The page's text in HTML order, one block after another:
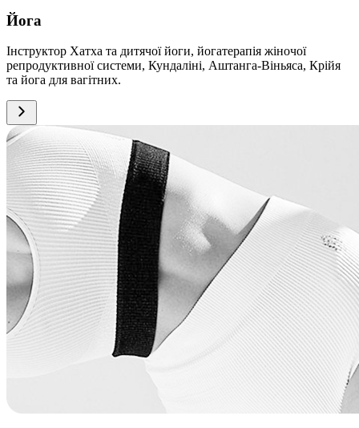
Йога
Інструктор Хатха та дитячої йоги, йогатерапія жіночої
репродуктивної системи, Кундаліні, Аштанга-Віньяса, Крійя
та йога для вагітних.